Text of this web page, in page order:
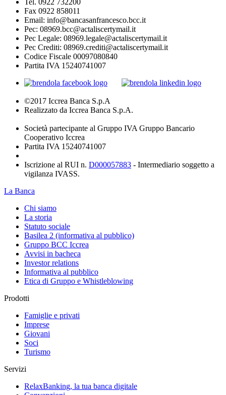
Fax 0922 858011
Email: info@bancasanfrancesco.bcc.it
Pec: 08969.bcc@actaliscertymail.it
Pec Legale: 08969.legale@actaliscertymail.it
Pec Crediti: 08969.crediti@actaliscertymail.it
Codice Fiscale 00097080840
Partita IVA 15240741007
©2017 Iccrea Banca S.p.A
Realizzato da Iccrea Banca S.p.A.
Società partecipante al Gruppo IVA Gruppo Bancario
Cooperativo Iccrea
Partita IVA 15240741007
Iscrizione al RUI n. D000057883 - Intermediario soggetto a
vigilanza IVASS.
La Banca
Chi siamo
La storia
Statuto sociale
Basilea 2 (informativa al pubblico)
Gruppo BCC Iccrea
Avvisi in bacheca
Investor relations
Informativa al pubblico
Etica di Gruppo e Whistleblowing
Prodotti
Famiglie e privati
Imprese
Giovani
Soci
Turismo
Servizi
RelaxBanking, la tua banca digitale